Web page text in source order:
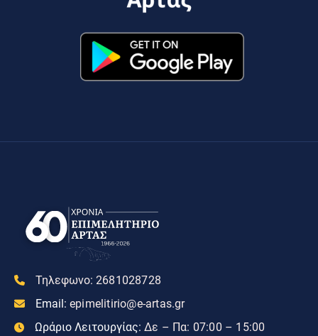
Τηλεφωνο: 2681028728
Email: epimelitirio@e-artas.gr
Ωράριο Λειτουργίας: Δε – Πα: 07:00 – 15:00